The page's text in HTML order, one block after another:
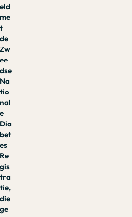
eld
me
t
de
Zw
ee
dse
Na
tio
nal
e
Dia
bet
es
Re
gis
tra
tie,
die
ge